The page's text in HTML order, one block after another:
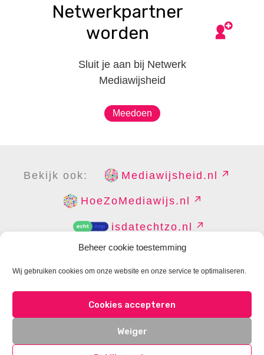
Beheer cookie toestemming
Wij gebruiken cookies om onze website en onze service te optimaliseren.
Cookies accepteren
Weiger
Netwerkpartner
worden
Sluit je aan bij Netwerk
Mediawijsheid
Meedoen
Bekijk ook: Mediawijsheid.nl
HoeZoMediawijs.nl
isdatechtzo.nl
DISCLAIMER PRIVACY
CONTACT
COOKIES BEHEREN